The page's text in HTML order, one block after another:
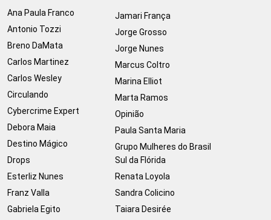
Ana Paula Franco
Antonio Tozzi
Breno DaMata
Carlos Martinez
Carlos Wesley
Circulando
Cybercrime Expert
Debora Maia
Destino Mágico
Drops
Esterliz Nunes
Franz Valla
Gabriela Egito
Jamari França
Jorge Grosso
Jorge Nunes
Marcus Coltro
Marina Elliot
Marta Ramos
Opinião
Paula Santa Maria
Grupo Mulheres do Brasil
Sul da Flórida
Renata Loyola
Sandra Colicino
Taiara Desirée